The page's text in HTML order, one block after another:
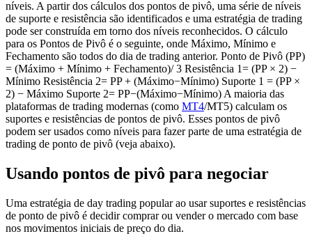
níveis. A partir dos cálculos dos pontos de pivô, uma série de níveis
de suporte e resistência são identificados e uma estratégia de trading
pode ser construída em torno dos níveis reconhecidos. O cálculo
para os Pontos de Pivô é o seguinte, onde Máximo, Mínimo e
Fechamento são todos do dia de trading anterior. Ponto de Pivô (PP)
= (Máximo + Mínimo + Fechamento)/ 3 Resistência 1= (PP × 2) −
Mínimo Resistência 2= PP + (Máximo−Mínimo) Suporte 1 = (PP ×
2) − Máximo Suporte 2= PP−(Máximo−Mínimo) A maioria das
plataformas de trading modernas (como MT4/MT5) calculam os
suportes e resistências de pontos de pivô. Esses pontos de pivô
podem ser usados como níveis para fazer parte de uma estratégia de
trading de ponto de pivô (veja abaixo).
Usando pontos de pivô para negociar
Uma estratégia de day trading popular ao usar suportes e resistências
de ponto de pivô é decidir comprar ou vender o mercado com base
nos movimentos iniciais de preço do dia.